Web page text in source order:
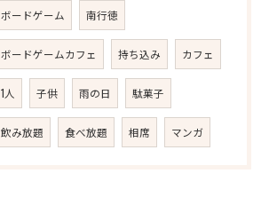
ボードゲーム 南行徳
ボードゲームカフェ 持ち込み カフェ
1人 子供 雨の日 駄菓子
飲み放題 食べ放題 相席 マンガ